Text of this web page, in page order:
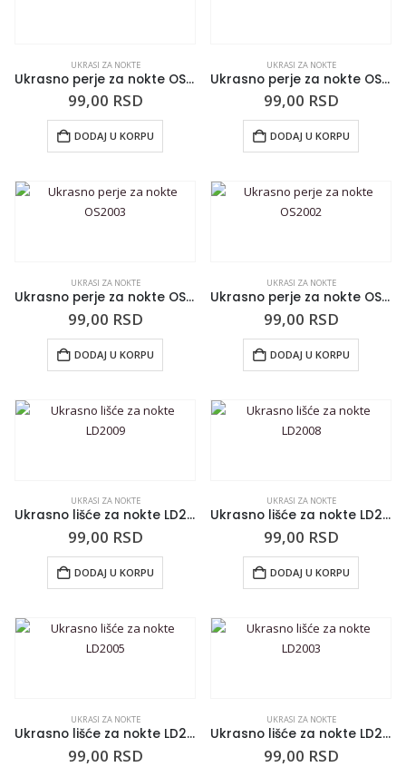
UKRASI ZA NOKTE
Ukrasno perje za nokte OS2005
99,00 RSD
DODAJ U KORPU
UKRASI ZA NOKTE
Ukrasno perje za nokte OS2004
99,00 RSD
DODAJ U KORPU
UKRASI ZA NOKTE
Ukrasno perje za nokte OS2003
99,00 RSD
DODAJ U KORPU
UKRASI ZA NOKTE
Ukrasno perje za nokte OS2002
99,00 RSD
DODAJ U KORPU
UKRASI ZA NOKTE
Ukrasno lišće za nokte LD2009
99,00 RSD
DODAJ U KORPU
UKRASI ZA NOKTE
Ukrasno lišće za nokte LD2008
99,00 RSD
DODAJ U KORPU
UKRASI ZA NOKTE
Ukrasno lišće za nokte LD2005
99,00 RSD
UKRASI ZA NOKTE
Ukrasno lišće za nokte LD2003
99,00 RSD